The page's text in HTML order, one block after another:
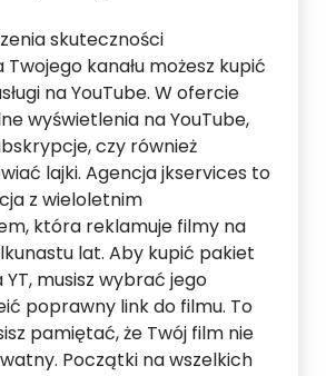
skuteczności
kanału możesz kupić
na YouTube. W ofercie
wyświetlenia na YouTube,
czy również
lajki. Agencja jkservices to
z wieloletnim
która reklamuje filmy na
lat. Aby kupić pakiet
musisz wybrać jego
poprawny link do filmu. To
pamiętać, że Twój film nie
Początki na wszelkich